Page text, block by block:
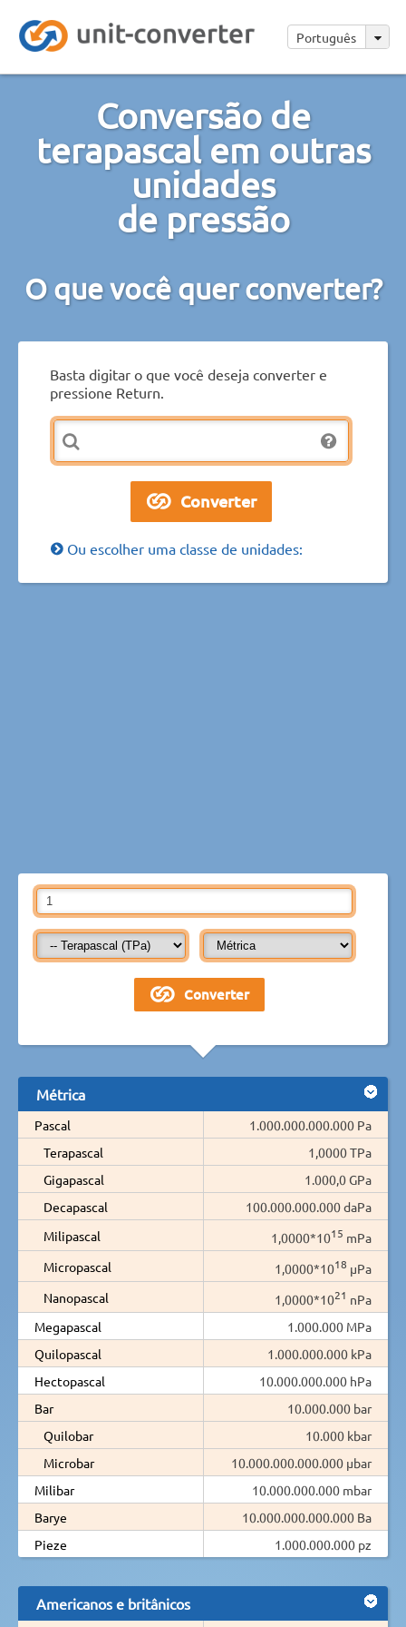
Português
Conversão de
terapascal em outras
unidades
de pressão
O que você quer converter?
Basta digitar o que você deseja converter e
pressione Return.
Ou escolher uma classe de unidades:
Métrica
Pascal
1.000.000.000.000 Pa
Terapascal
1,0000 TPa
Gigapascal
1.000,0 GPa
Decapascal
100.000.000.000 daPa
Milipascal
1,0000*1015 mPa
Micropascal
1,0000*1018 µPa
Nanopascal
1,0000*1021 nPa
Megapascal
1.000.000 MPa
Quilopascal
1.000.000.000 kPa
Hectopascal
10.000.000.000 hPa
Bar
10.000.000 bar
Quilobar
10.000 kbar
Microbar
10.000.000.000.000 µbar
Milibar
10.000.000.000 mbar
Barye
10.000.000.000.000 Ba
Pieze
1.000.000.000 pz
Americanos e britânicos